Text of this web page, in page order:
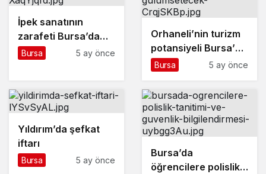
İpek sanatının
zarafeti Bursa’da
sergilendi
Bursa 5 ay önce
Orhaneli’nin turizm
potansiyeli Bursa’yı
gülümsetecek
Bursa 5 ay önce
Yıldırım’da şefkat
iftarı
Bursa 5 ay önce
Bursa’da
öğrencilere polislik